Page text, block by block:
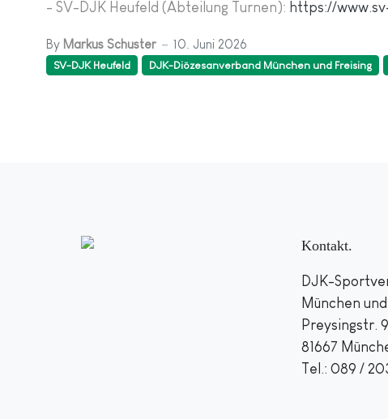
- SV-DJK Heufeld (Abteilung Turnen): https://
By Markus Schuster 10. Juni 2026
SV-DJK Heufeld DJK-Diözesanverband München und Freising
Kontakt
DJK-
München
Preysingstr.
81667
Tel.: 089 /